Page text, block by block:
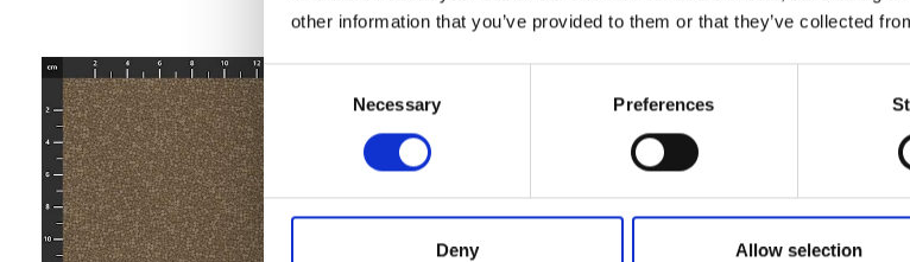
other information that you’ve provided to them or that they’ve collected
Consent
Selection
Necessary Preferences
Deny Allow selection